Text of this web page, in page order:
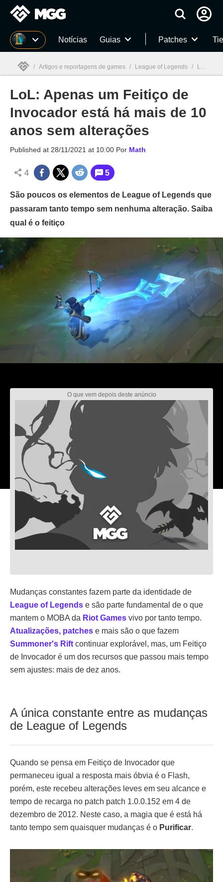
Millenium Notícias Guias Patches
Millenium
/ Artigos e reportagens de games / League of Legends / LoL: Apenas um Feitiço de Invocador está há mais de 10 anos sem alterações
LoL: Apenas um Feitiço de
Invocador está há mais de 10
anos sem alterações
Published at 28/11/2021 at 10:00 Por Math
4 5
São poucos os elementos de League of Legends que
passaram tanto tempo sem nenhuma alteração. Saiba
qual é o feitiço
Mudanças constantes fazem parte da identidade de
League of Legends e são parte fundamental de o que
mantem o MOBA da Riot Games vivo por tanto tempo.
Atualizações, patches e mais são o que fazem
Summoner's Rift continuar explorável, mas, um Feitiço
de Invocador é um dos recursos que passou mais tempo
sem ajustes: mais de dez anos.
A única constante entre as mudanças
de League of Legends
Quando se pensa em Feitiço de Invocador que
permaneceu igual a resposta mais óbvia é o Flash,
porém, este recebeu alterações leves em seu alcance e
tempo de recarga no patch patch 1.0.0.152 em 4 de
dezembro de 2012. Neste caso, a magia que é está há
tanto tempo sem quaisquer mudanças é o Purificar.